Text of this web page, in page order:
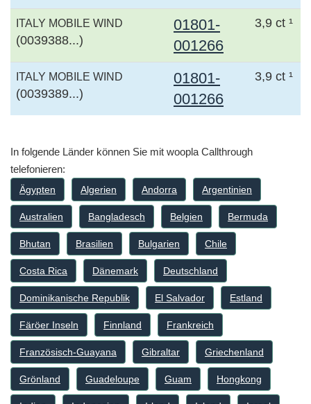
ITALY MOBILE WIND
(0039388...)
01801-
001266
3,9 ct ¹
ITALY MOBILE WIND
(0039389...)
01801-
001266
3,9 ct ¹
In folgende Länder können Sie mit woopla Callthrough
telefonieren:
Ägypten Algerien Andorra Argentinien
Australien Bangladesch Belgien Bermuda
Bhutan Brasilien Bulgarien Chile
Costa Rica Dänemark Deutschland
Dominikanische Republik El Salvador Estland
Färöer Inseln Finnland Frankreich
Französisch-Guayana Gibraltar Griechenland
Grönland Guadeloupe Guam Hongkong